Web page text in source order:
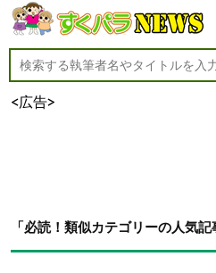
<広告>
「必読！類似カテゴリーの人気記